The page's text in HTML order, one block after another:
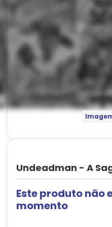
Undeadman - A
Este produto não
momento